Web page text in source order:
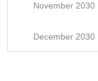
November 2030
December 2030